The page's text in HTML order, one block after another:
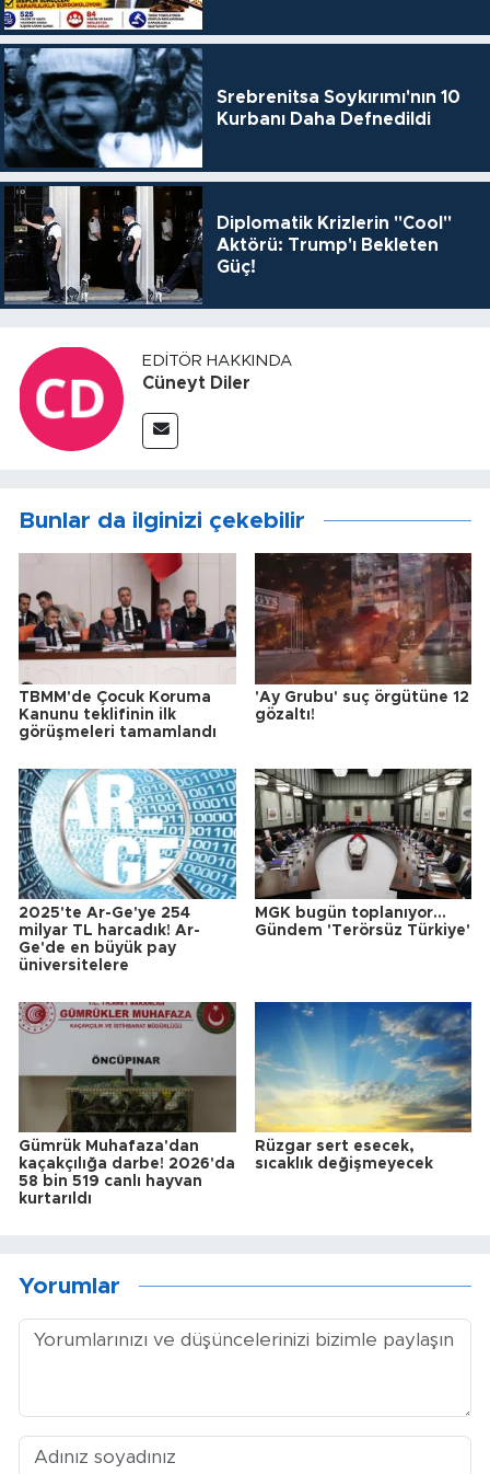
Srebrenitsa Soykırımı'nın 10
Kurbanı Daha Defnedildi
Diplomatik Krizlerin "Cool"
Aktörü: Trump'ı Bekleten
Güç!
EDITÖR HAKKINDA
Cüneyt Diler
Bunlar da ilginizi çekebilir
TBMM'de Çocuk Koruma
Kanunu teklifinin ilk
görüşmeleri tamamlandı
'Ay Grubu' suç örgütüne 12
gözaltı!
2025'te Ar-Ge'ye 254
milyar TL harcadık! Ar-
Ge'de en büyük pay
üniversitelere
MGK bugün toplanıyor...
Gündem 'Terörsüz Türkiye'
Gümrük Muhafaza'dan
kaçakçılığa darbe! 2026'da
58 bin 519 canlı hayvan
kurtarıldı
Rüzgar sert esecek,
sıcaklık değişmeyecek
Yorumlar